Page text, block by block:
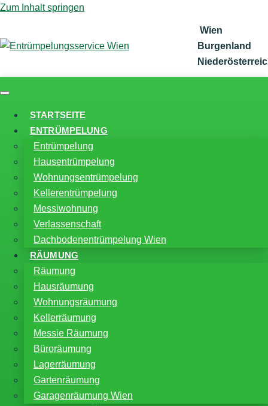
Zum Inhalt springen
Wien
Burgenland
STARTSEITE
ENTRÜMPELUNG
Entrümpelung
Hausentrümpelung
Wohnungsentrümpelung
Kellerentrümpelung
Messiwohnung
Verlassenschaft
Dachbodenentrümpelung Wien
RÄUMUNG
Räumung
Hausräumung
Wohnungsräumung
Kellerräumung
Messie Räumung
Büroräumung
Lagerräumung
Gartenräumung
Garagenräumung Wien